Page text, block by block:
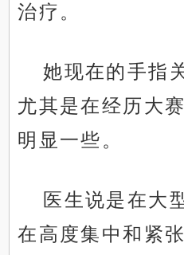
治疗。
她现在的手指
尤其是在经历大
明显一些。
医生说是在大
在高度集中和紧